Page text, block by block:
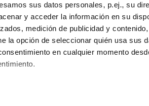
sus datos personales, p.ej., su
y acceder la información en su
medición de publicidad y
la opción de seleccionar quién usa sus
en cualquier momento